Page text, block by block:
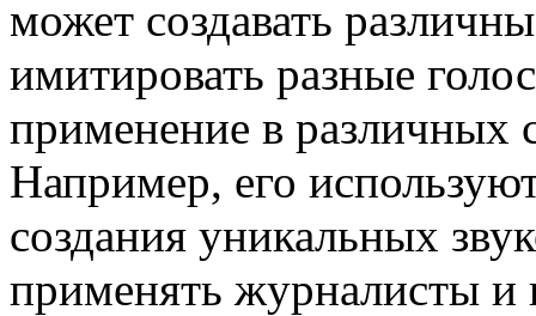
может создавать
имитировать разные
применение в различных
Например, его
создания уникальных
применять журналисты и